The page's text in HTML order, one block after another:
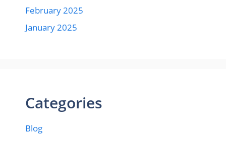
February 2025
January 2025
Categories
Blog